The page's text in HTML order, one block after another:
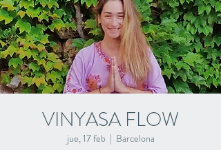
VINYASA FLOW
jue, 17 feb
  |
Barcelona